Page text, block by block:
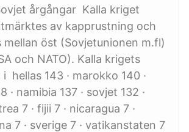
årgångar Kalla kriget
av kapprustning och
öst (Sovjetunionen m.fl)
och NATO). Kalla krigets
hellas 143 · marokko 140 ·
· namibia 137 · sovjet 132 ·
7 · fijii 7 · nicaragua 7 ·
7 · sverige 7 · vatikanstaten 7